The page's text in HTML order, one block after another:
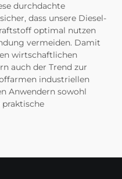
durchdachte
dass unsere Diesel-
optimal nutzen
vermeiden. Damit
wirtschaftlichen
auch der Trend zur
industriellen
Anwendern sowohl